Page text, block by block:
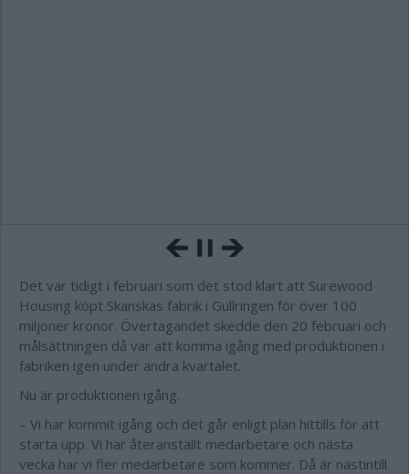
Det var tidigt i februari som det stod klart att Surewood
Housing köpt Skanskas fabrik i Gullringen för över 100
miljoner kronor. Övertagandet skedde den 20 februari och
målsättningen då var att komma igång med produktionen i
fabriken igen under andra kvartalet.
Nu är produktionen igång.
– Vi har kommit igång och det går enligt plan hittills för att
starta upp. Vi har återanställt medarbetare och nästa
vecka har vi fler medarbetare som kommer. Då är nästintill